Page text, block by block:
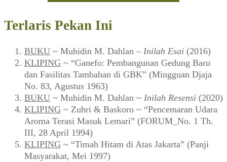
Terlaris Pekan Ini
BUKU ~ Muhidin M. Dahlan – Inilah Esai (2016)
KLIPING ~ “Ganefo: Pembangunan Gedung Baru
dan Fasilitas Tambahan di GBK” (Mingguan Djaja
No. 83, Agustus 1963)
BUKU ~ Muhidin M. Dahlan ~ Inilah Resensi (2020)
KLIPING ~ Zuhri & Baskoro ~ “Pencemaran Udara
Aroma Terasi Masuk Lemari” (FORUM_No. 1 Th.
III, 28 April 1994)
KLIPING ~ “Timah Hitam di Atas Jakarta” (Panji
Masyarakat, Mei 1997)